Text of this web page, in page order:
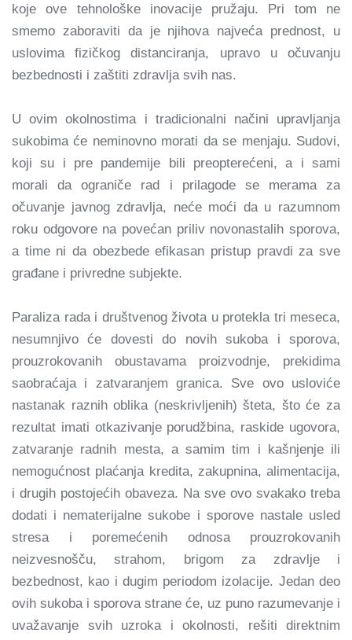
koje ove tehnološke inovacije pružaju. Pri tom ne
smemo zaboraviti da je njihova najveća prednost, u
uslovima fizičkog distanciranja, upravo u očuvanju
bezbednosti i zaštiti zdravlja svih nas.
U ovim okolnostima i tradicionalni načini upravljanja
sukobima će neminovno morati da se menjaju. Sudovi,
koji su i pre pandemije bili preopterećeni, a i sami
morali da ograniče rad i prilagode se merama za
očuvanje javnog zdravlja, neće moći da u razumnom
roku odgovore na povećan priliv novonastalih sporova,
a time ni da obezbede efikasan pristup pravdi za sve
građane i privredne subjekte.
Paraliza rada i društvenog života u protekla tri meseca,
nesumnjivo će dovesti do novih sukoba i sporova,
prouzrokovanih obustavama proizvodnje, prekidima
saobraćaja i zatvaranjem granica. Sve ovo usloviće
nastanak raznih oblika (neskrivljenih) šteta, što će za
rezultat imati otkazivanje porudžbina, raskide ugovora,
zatvaranje radnih mesta, a samim tim i kašnjenje ili
nemogućnost plaćanja kredita, zakupnina, alimentacija,
i drugih postojećih obaveza. Na sve ovo svakako treba
dodati i nematerijalne sukobe i sporove nastale usled
stresa i poremećenih odnosa prouzrokovanih
neizvesnošču, strahom, brigom za zdravlje i
bezbednost, kao i dugim periodom izolacije. Jedan deo
ovih sukoba i sporova strane će, uz puno razumevanje i
uvažavanje svih uzroka i okolnosti, rešiti direktnim